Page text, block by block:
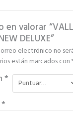
valorar
DELUXE”
electrónico no
están marcados con
*
*